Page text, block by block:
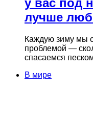
лучше
Каждую зиму мы
проблемой —
спасаемся
В мире